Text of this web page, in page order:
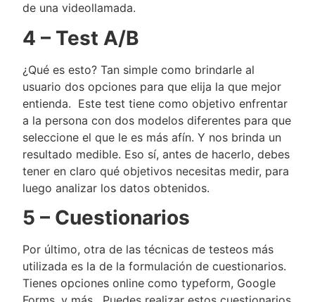
de una videollamada.
4 – Test A/B
¿Qué es esto? Tan simple como brindarle al
usuario dos opciones para que elija la que mejor
entienda. Este test tiene como objetivo enfrentar
a la persona con dos modelos diferentes para que
seleccione el que le es más afín. Y nos brinda un
resultado medible. Eso sí, antes de hacerlo, debes
tener en claro qué objetivos necesitas medir, para
luego analizar los datos obtenidos.
5 – Cuestionarios
Por último, otra de las técnicas de testeos más
utilizada es la de la formulación de cuestionarios.
Tienes opciones online como typeform, Google